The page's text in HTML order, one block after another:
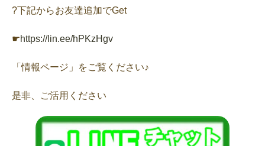
?下記からお友達追加でGet
☛https://lin.ee/hPKzHgv
「情報ページ」をご覧ください♪
是非、ご活用ください